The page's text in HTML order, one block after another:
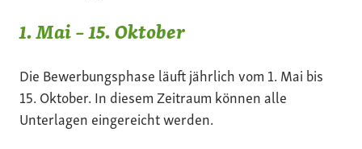
1. Mai – 15. Oktober
Die Bewerbungsphase läuft jährlich vom 1. Mai bis
15. Oktober. In diesem Zeitraum können alle
Unterlagen eingereicht werden.